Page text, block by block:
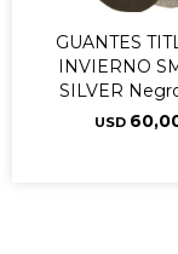
GUANTES
INVIERNO
SILVER
USD